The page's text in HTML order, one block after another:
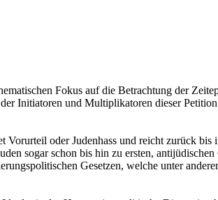
Fokus auf die Betrachtung der
Initiatoren und Multiplikatoren dieser
Vorurteil oder Judenhass und reicht zurück
sogar schon bis hin zu ersten,
Gesetzen, welche unter